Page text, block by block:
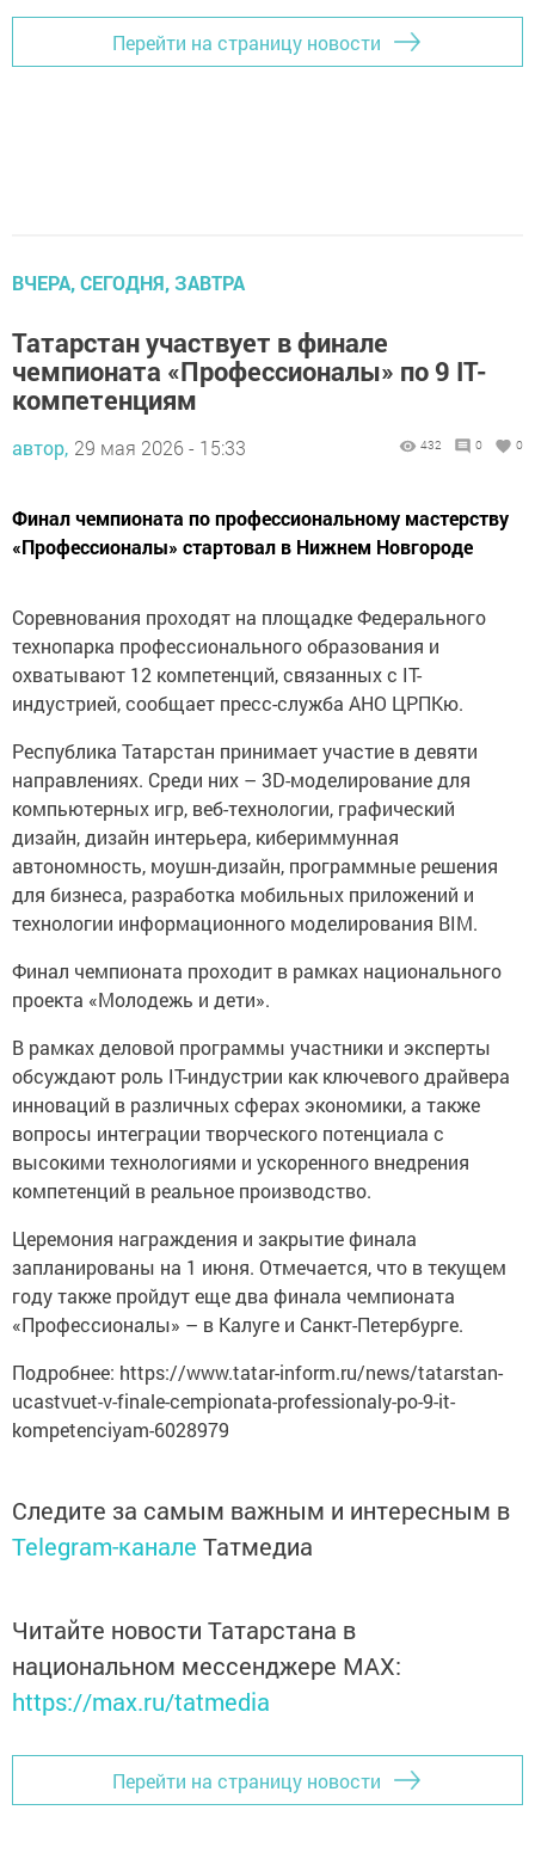
Перейти на страницу новости
ВЧЕРА, СЕГОДНЯ, ЗАВТРА
Татарстан участвует в финале
чемпионата «Профессионалы» по 9 IT-
компетенциям
автор, 29 мая 2026 - 15:33 432 0 0
Финал чемпионата по профессиональному мастерству
«Профессионалы» стартовал в Нижнем Новгороде
Соревнования проходят на площадке Федерального
технопарка профессионального образования и
охватывают 12 компетенций, связанных с IT-
индустрией, сообщает пресс-служба АНО ЦРПКю.
Республика Татарстан принимает участие в девяти
направлениях. Среди них – 3D-моделирование для
компьютерных игр, веб-технологии, графический
дизайн, дизайн интерьера, кибериммунная
автономность, моушн-дизайн, программные решения
для бизнеса, разработка мобильных приложений и
технологии информационного моделирования BIM.
Финал чемпионата проходит в рамках национального
проекта «Молодежь и дети».
В рамках деловой программы участники и эксперты
обсуждают роль IT-индустрии как ключевого драйвера
инноваций в различных сферах экономики, а также
вопросы интеграции творческого потенциала с
высокими технологиями и ускоренного внедрения
компетенций в реальное производство.
Церемония награждения и закрытие финала
запланированы на 1 июня. Отмечается, что в текущем
году также пройдут еще два финала чемпионата
«Профессионалы» – в Калуге и Санкт-Петербурге.
Подробнее: https://www.tatar-inform.ru/news/tatarstan-
ucastvuet-v-finale-cempionata-professionaly-po-9-it-
kompetenciyam-6028979
Следите за самым важным и интересным в
Telegram-канале Татмедиа
Читайте новости Татарстана в
национальном мессенджере MАХ:
https://max.ru/tatmedia
Перейти на страницу новости